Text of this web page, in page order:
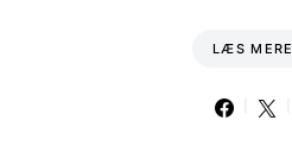
LÆS MERE